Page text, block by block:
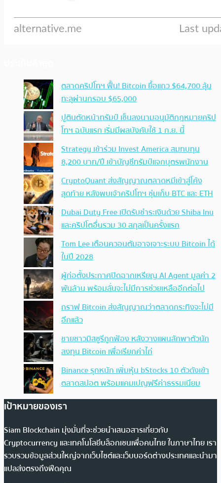
ตลาดคริปโทฯ ฟื้น! Bitcoin ยื้อแถว $64,700 ลุ้น
ทะลุผ่านกรอบ $65,000
ปูตินตัดหน้าทรัมป์ เซ็นลงนามอนุมัติกฎหมายคริป
โทฯ ฉบับแรก เริ่มมีผลบังคับใช้ 1 ก.ย. นี้
Strategy เข้าร่วม Invest America สมทบทุน
8,200 บาท/ปี เข้าบัญชีทรัมป์แจกบุตรพนักงาน
CryptoQuant ส่งสัญญาณตลาดหมีเข้าสู่โค้ง
สุดท้าย หลังพบเจ้าคริปโทฯ ซุ่มเก็บ BTC และ ETH
Dubai Duty Free เปิดรับชำระเงินด้วย Shiba Inu
และคริปโตอื่นรวม 30 สกุลเป็นครั้งแรก
Tom Lee เตือนควอนตัมอาจเจาะระบบ Bitcoin ได้
ในปี 2028
ผู้ก่อตั้งประกาศปิดฉากเหรียญ AI Agent มูลค่า 2
พันล้าน พร้อมลั่นจะไม่มีการช่วยเหลืออีกต่อไป
กราฟ Bitcoin ส่งสัญญาณว่าตลาดกระทิงจะไม่มี
อีกแล้ว
ชายชาวมิสซูรีถูกฟ้อง หลังวางแผนลักพาตัวนัก
ลงทุน Bitcoin เพื่อเรียกค่าไถ่
Binance รุกหนัก เพิ่มหุ้น bStocks 10 ตัวดังเข้า
ตลาดสปอต พร้อมแคมเปญฟรีค่าธรรมเนียม
เป้าหมายของเรา
Siam Blockchain มุ่งมั่นที่จะช่วยนำเสนอสารเกี่ยวกับ
Cryptocurrency และเทคโนโลยีบล็อกเชนเพื่อคนไทย ในภาษาไทย เรา
รวบรวมข้อมูลส่วนใหญ่จากเว็บไซต์และเว็บบอร์ดต่างประเทศและนำมา
แปลส่งตรงถึงฟีดคุณ